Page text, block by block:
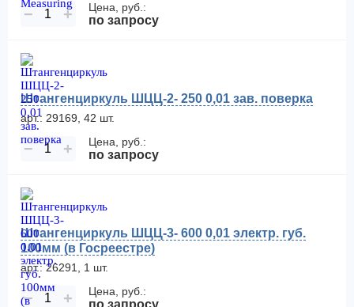
− + Цена, руб.:
по запросу
Штангенциркуль ШЦЦ-2- 250 0,01 зав. поверка
арт.: 29169, 42 шт.
− + Цена, руб.:
по запросу
Штангенциркуль ШЦЦ-3- 600 0,01 электр. губ.
100мм (в Госреестре)
арт.: 26291, 1 шт.
− + Цена, руб.:
по запросу